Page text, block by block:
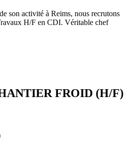
son activité à Reims, nous recrutons
H/F en CDI. Véritable chef
FROID (H/F)